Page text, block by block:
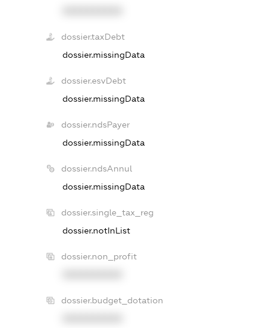
dossier.taxDebt
dossier.missingData
dossier.esvDebt
dossier.missingData
dossier.ndsPayer
dossier.missingData
dossier.ndsAnnul
dossier.missingData
dossier.single_tax_reg
dossier.notInList
dossier.non_profit
dossier.budget_dotation